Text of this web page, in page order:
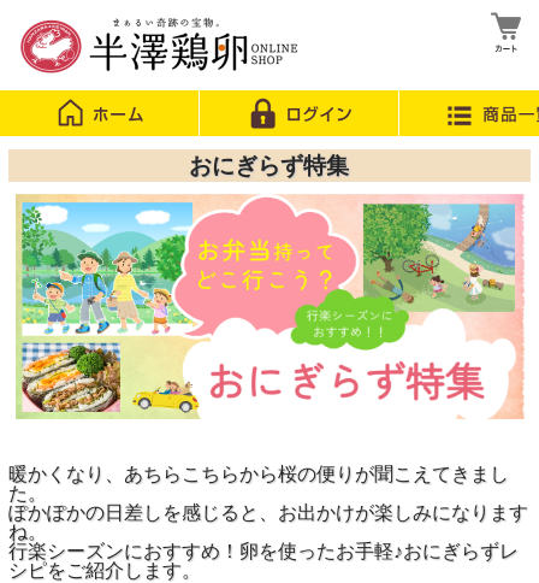
おにぎらず特集
暖かくなり、あちらこちらから桜の便りが聞こえてきまし
た。
ぽかぽかの日差しを感じると、お出かけが楽しみになります
ね。
行楽シーズンにおすすめ！卵を使ったお手軽♪おにぎらずレ
シピをご紹介します。